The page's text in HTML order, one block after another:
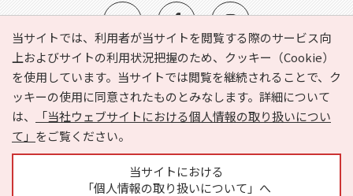
当サイトでは、利用者が当サイトを閲覧する際のサービス向
上およびサイトの利用状況把握のため、クッキー（Cookie）
を使用しています。当サイトでは閲覧を継続されることで、ク
ッキーの使用に同意されたものとみなします。詳細について
は、
「当社ウェブサイトにおける個人情報の取り扱いについ
て」 をご覧ください。
当サイトにおける
「個人情報の取り扱いについて」へ
e-NAVITA（イーナビタ）とは？ お気に入り
ヘルプ
利用規約
個人情報の取り扱いについて
運営会社
サイトマップ
広告掲載に関するお問い合わせ